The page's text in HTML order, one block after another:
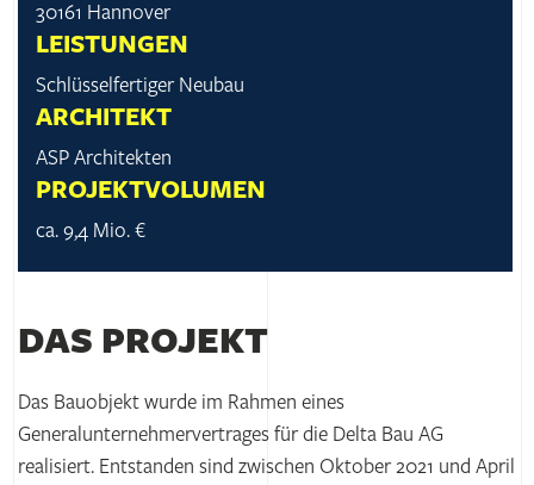
30161 Hannover
LEISTUNGEN
Schlüssel­fertiger Neubau
ARCHITEKT
ASP Architekten
PROJEKTVOLUMEN
ca. 9,4 Mio. €
DAS PROJEKT
Das Bauobjekt wurde im Rahmen eines
Generalunternehmervertrages für die Delta Bau AG
realisiert. Entstanden sind zwischen Oktober 2021 und April